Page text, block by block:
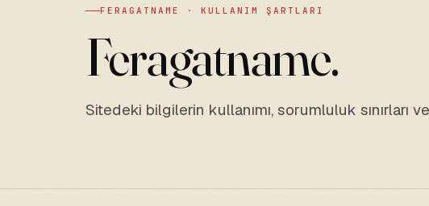
FERAGATNAME · KULLANIM ŞARTLARI
Feragatname.
Sitedeki bilgilerin kullanımı, sorumluluk sınırları